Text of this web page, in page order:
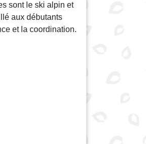
sont le ski alpin et
aux débutants
et la coordination.